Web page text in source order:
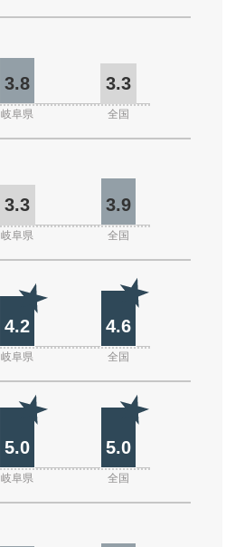
3.8 3.3
岐阜県 全国
3.3 3.9
岐阜県 全国
4.2 4.6
岐阜県 全国
5.0 5.0
岐阜県 全国